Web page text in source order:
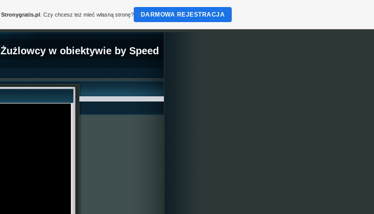
Żużlowcy w obiektywie by Speed
Stronygratis.pl. Czy chcesz też mieć własną stronę? DARMOWA REJESTRACJA